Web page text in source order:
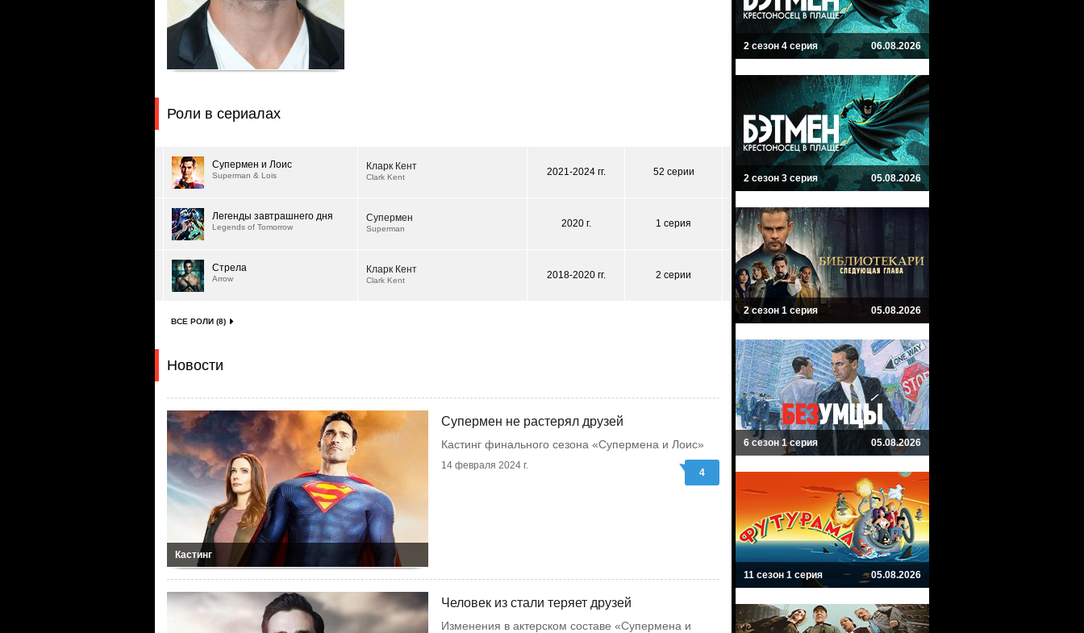
Роли в сериалах
Супермен и Лоис
Superman & Lois
Кларк Кент
Clark Kent 2021-2024 гг. 52 серии
Легенды завтрашнего дня
Legends of Tomorrow
Супермен
Superman 2020 г. 1 серия
Стрела
Arrow
Кларк Кент
Clark Kent 2018-2020 гг. 2 серии
ВСЕ РОЛИ (8)
Новости
Кастинг
Супермен не растерял друзей
Кастинг финального сезона «Супермена и Лоис»
14 февраля 2024 г.
4
Человек из стали теряет друзей
Изменения в актерском составе «Супермена и
2 сезон 4 серия 06.08.2026
2 сезон 3 серия 05.08.2026
2 сезон 1 серия 05.08.2026
6 сезон 1 серия 05.08.2026
11 сезон 1 серия 05.08.2026